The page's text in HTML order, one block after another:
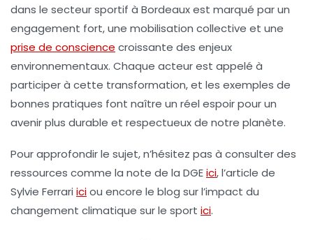
dans le secteur sportif à Bordeaux est marqué par un
engagement fort, une mobilisation collective et une
prise de conscience croissante des enjeux
environnementaux. Chaque acteur est appelé à
participer à cette transformation, et les exemples de
bonnes pratiques font naître un réel espoir pour un
avenir plus durable et respectueux de notre planète.
Pour approfondir le sujet, n’hésitez pas à consulter des
ressources comme la note de la DGEici, l’article de
Sylvie Ferrari iciou encore le blog sur l’impact du
changement climatique sur le sport ici.